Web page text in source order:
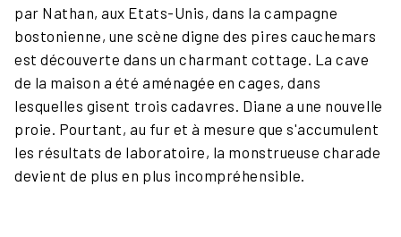
par Nathan, aux Etats-Unis, dans la campagne
bostonienne, une scène digne des pires cauchemars
est découverte dans un charmant cottage. La cave
de la maison a été aménagée en cages, dans
lesquelles gisent trois cadavres. Diane a une nouvelle
proie. Pourtant, au fur et à mesure que s'accumulent
les résultats de laboratoire, la monstrueuse charade
devient de plus en plus incompréhensible.